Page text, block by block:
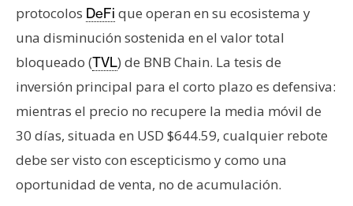
protocolos DeFi que operan en su ecosistema y
una disminución sostenida en el valor total
bloqueado (TVL) de BNB Chain. La tesis de
inversión principal para el corto plazo es defensiva:
mientras el precio no recupere la media móvil de
30 días, situada en USD $644.59, cualquier rebote
debe ser visto con escepticismo y como una
oportunidad de venta, no de acumulación.